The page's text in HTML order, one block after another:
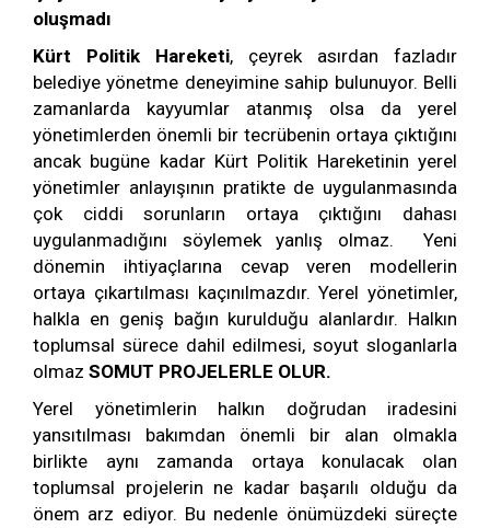
oluşmadı
Kürt Politik Hareketi, çeyrek asırdan fazladır
belediye yönetme deneyimine sahip bulunuyor. Belli
zamanlarda kayyumlar atanmış olsa da yerel
yönetimlerden önemli bir tecrübenin ortaya çıktığını
ancak bugüne kadar Kürt Politik Hareketinin yerel
yönetimler anlayışının pratikte de uygulanmasında
çok ciddi sorunların ortaya çıktığını dahası
uygulanmadığını söylemek yanlış olmaz. Yeni
dönemin ihtiyaçlarına cevap veren modellerin
ortaya çıkartılması kaçınılmazdır. Yerel yönetimler,
halkla en geniş bağın kurulduğu alanlardır. Halkın
toplumsal sürece dahil edilmesi, soyut sloganlarla
olmaz SOMUT PROJELERLE OLUR.
Yerel yönetimlerin halkın doğrudan iradesini
yansıtılması bakımdan önemli bir alan olmakla
birlikte aynı zamanda ortaya konulacak olan
toplumsal projelerin ne kadar başarılı olduğu da
önem arz ediyor. Bu nedenle önümüzdeki süreçte